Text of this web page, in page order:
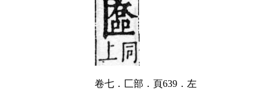
卷七．匚部．頁639．左